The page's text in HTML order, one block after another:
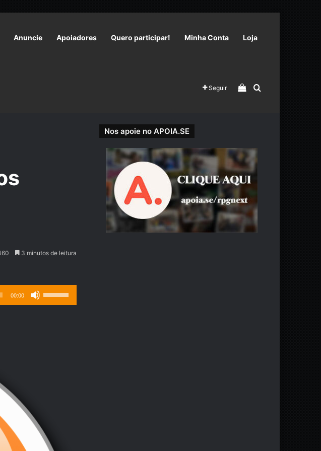
Anuncie Apoiadores Quero participar! Minha Conta Loja
Seguir Veja seu carrinho
Procurar por
3 minutos de leitura
00:00
as
diminuir
o
Nos apoie no APOIA.SE